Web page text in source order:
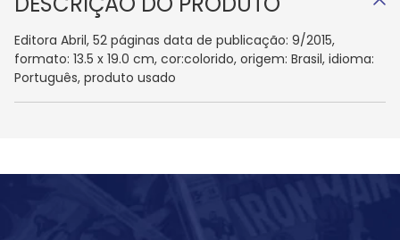
Editora Abril, 52 páginas data de publicação: 9/2015,
formato: 13.5 x 19.0 cm, cor:colorido, origem: Brasil, idioma:
Português, produto usado